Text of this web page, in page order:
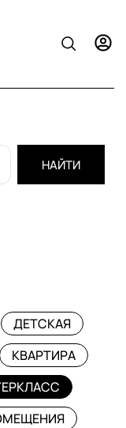
НАЙТИ
ДЕТСКАЯ
КВАРТИРА